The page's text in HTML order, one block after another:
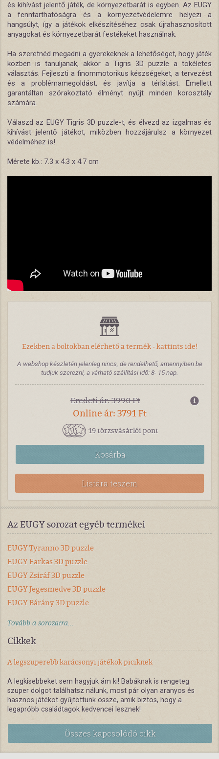
és kihívást jelentő játék, de környezetbarát is egyben. Az EUGY
a fenntarthatóságra és a környezetvédelemre helyezi a
hangsúlyt, így a játékok elkészítéséhez csak újrahasznosított
anyagokat és környezetbarát festékeket használnak.
Ha szeretnéd megadni a gyerekeknek a lehetőséget, hogy játék
közben is tanuljanak, akkor a Tigris 3D puzzle a tökéletes
választás. Fejleszti a finommotorikus készségeket, a tervezést
és a problémamegoldást, és javítja a térlátást. Emellett
garantáltan szórakoztató élményt nyújt minden korosztály
számára.
Válaszd az EUGY Tigris 3D puzzle-t, és élvezd az izgalmas és
kihívást jelentő játékot, miközben hozzájárulsz a környezet
védelméhez is!
Mérete kb.: 7.3 x 4.3 x 4.7 cm
Ezekben a boltokban elérhető a termék - kattints ide!
A webshop készletén jelenleg nincs, de rendelhető, amennyiben be
tudjuk szerezni, a várható szállítási idő: 8- 15 nap.
Eredeti ár: 3990 Ft
Online ár: 3791 Ft
19 törzsvásárlói pont
Kosárba
Listára teszem
Az EUGY sorozat egyéb termékei
EUGY Tyranno 3D puzzle
EUGY Farkas 3D puzzle
EUGY Zsiráf 3D puzzle
EUGY Jegesmedve 3D puzzle
EUGY Bárány 3D puzzle
Tovább a sorozatra...
Cikkek
A legszuperebb karácsonyi játékok piciknek
A legkisebbeket sem hagyjuk ám ki! Babáknak is rengeteg
szuper dolgot találhatsz nálunk, most pár olyan aranyos és
hasznos játékot gyűjtöttünk össze, amik biztos, hogy a
legapróbb családtagok kedvencei lesznek!
Összes kapcsolódó cikk